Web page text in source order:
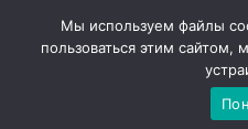
Copyright © Все
КОНБ им.
Мы используем файлы
пользоваться этим сайтом,
1
Чат с